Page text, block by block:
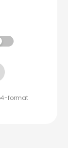
format